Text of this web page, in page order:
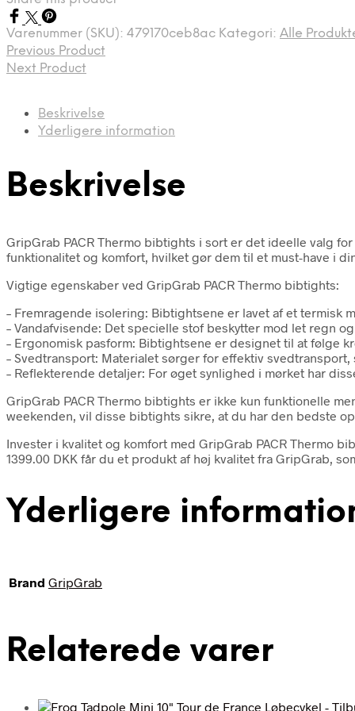
kr. 1.399,00.
Varenummer (SKU): 479170ceb8ac Kategori: Alle
Previous Product
Next Product
Beskrivelse
Yderligere information
Beskrivelse
GripGrab PACR Thermo bibtights i sort er det ideelle valg
funktionalitet og komfort, hvilket gør dem til et must-have i
Vigtige egenskaber ved GripGrab PACR Thermo bibtights:
– Fremragende isolering: Bibtightsene er lavet af et termisk
– Vandafvisende: Det specielle stof beskytter mod let regn
– Ergonomisk pasform: Bibtightsene er designet til at følge
– Svedtransport: Materialet sørger for effektiv
– Reflekterende detaljer: For øget synlighed i mørket har
GripGrab PACR Thermo bibtights er ikke kun funktionelle
weekenden, vil disse bibtights sikre, at du har den bedste
Invester i kvalitet og komfort med GripGrab PACR Thermo
1399.00 DKK får du et produkt af høj kvalitet fra GripGrab,
Yderligere
Brand GripGrab
Relaterede varer